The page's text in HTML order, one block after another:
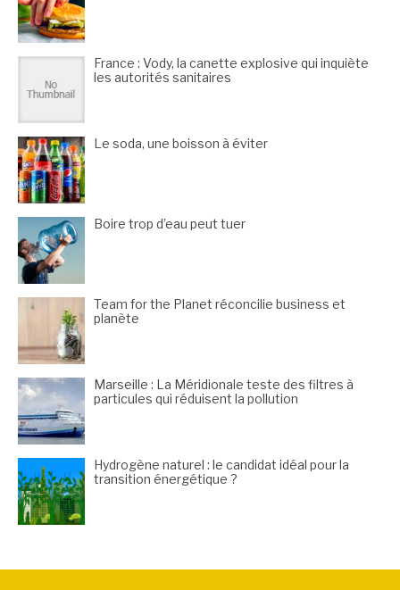
France : Vody, la canette explosive qui inquiète
les autorités sanitaires
Le soda, une boisson à éviter
Boire trop d’eau peut tuer
Team for the Planet réconcilie business et
planète
Marseille : La Méridionale teste des filtres à
particules qui réduisent la pollution
Hydrogène naturel : le candidat idéal pour la
transition énergétique ?